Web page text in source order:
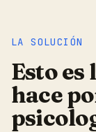
LA SOLUCIÓN
Esto es
hace